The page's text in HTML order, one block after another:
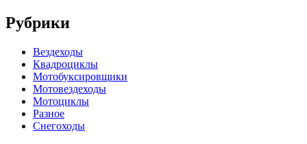
Рубрики
Вездеходы
Квадроциклы
Мотобуксировщики
Мотовездеходы
Мотоциклы
Разное
Снегоходы